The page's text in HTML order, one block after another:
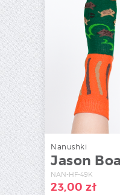
Nanushki
Jason
NAN-HF-49K
23,00 zł